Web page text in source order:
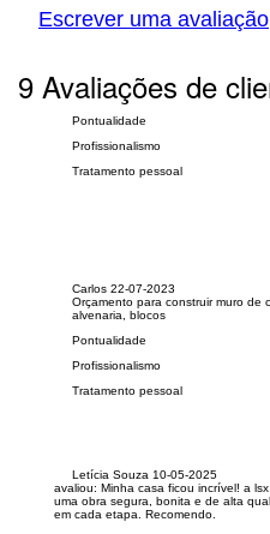
Escrever uma avaliação
9 Avaliações de
Pontualidade
Profissionalismo
Tratamento pessoal
Carlos 22-07-2023
Orçamento para construir muro de
alvenaria, blocos
Pontualidade
Profissionalismo
Tratamento pessoal
Letícia Souza 10-05-2025
avaliou: Minha casa ficou incrível! a
uma obra segura, bonita e de alta
em cada etapa. Recomendo.